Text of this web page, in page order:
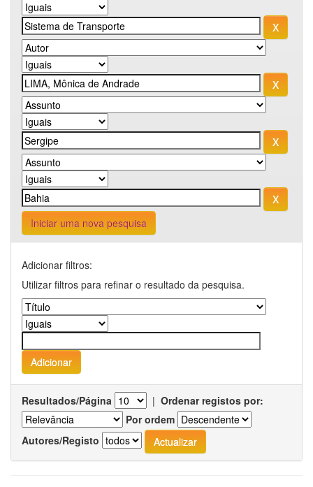
Iniciar uma nova pesquisa
Adicionar filtros:
Utilizar filtros para refinar o resultado da pesquisa.
Resultados/Página | Ordenar registos por:
Por ordem
Autores/Registo